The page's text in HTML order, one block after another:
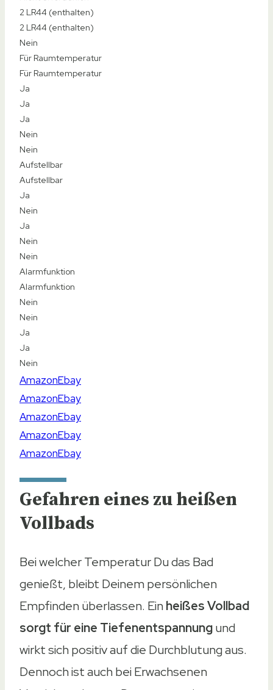
Top-Empfehlung
Beste Preis-Leistung
Produkt
Produkt
Philips Avent Digitalthermometer
Reer Baby-Thermometer
Gefahren eines zu heißen
Vollbads
Bei welcher Temperatur Du das Bad
genießt, bleibt Deinem persönlichen
Empfinden überlassen. Einheißes Vollbad
sorgt für eine Tiefenentspannungund
wirkt sich positiv auf die Durchblutung aus.
Dennoch ist auch bei Erwachsenen